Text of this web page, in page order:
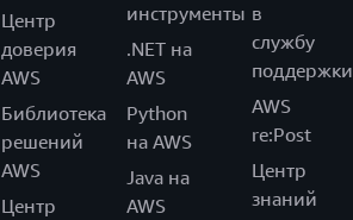
Центр
доверия
AWS
Библиотека
решений
AWS
Центр
инструменты
.NET на
AWS
Python
на AWS
Java на
AWS
в
службу
поддержки
AWS
re:Post
Центр
знаний